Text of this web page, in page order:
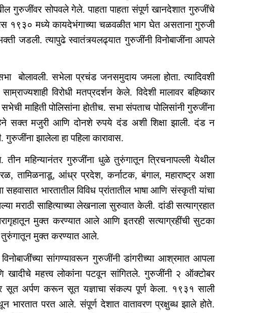
गुरुजींवर सोपवले गेले. पाहता पाहता संपूर्ण खानदेशात गुरुजींचे
१९३० मध्ये कायदेभंगाच्या चळवळीत भाग घेत असताना गुरुजी
जडली. त्यापुढे स्वातंत्र्यलढ्यात गुरुजींनी विनोबाजींना आपले
सभेला प्रचंड जनसमुदाय जमला होता. त्यादिवशी
विरोधी मतप्रदर्शन केले. विदेशी मालावर बहिष्कार
माहिती पोलिसांना होतीच. सभा संपताच पोलिसांनी गुरुजींना
सक्त मजुरी आणि दोनशे रुपये दंड अशी शिक्षा झाली. दंड न
झालेला हा पहिला कारावास.
महिन्यानंतर गुरुजींना धुळे तुरुंगातून त्रिचनापल्ली येथील
तामिळनाडू, आंध्र प्रदेश, कर्नाटक, बंगाल, महाराष्ट्र अशा
सहवासात भारतातील विविध प्रांतातील भाषा आणि संस्कृती यांचा
साहित्याच्या लेखनाला सुरुवात केली. दांडी सत्याग्रहात
मुक्त करण्यात आले आणि इतरही सत्याग्रहींची सुटका
तुरुंगातून मुक्त करण्यात आले.
सांगण्यावरून गुरुजींनी डांगरीच्या आश्रमात आपला
महत्त्व लोकांना पटवून सांगितले. गुरुजींनी २ ऑक्टोबर
सूत अर्पण करून सूत यज्ञाचा संकल्प पूर्ण केला. १९३१ साली
भारतात परत आले. संपूर्ण देशात वातावरण प्रक्षुब्ध झाले होते.